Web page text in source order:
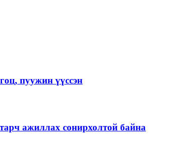
пуужин үүссэн
ажиллах сонирхолтой байна